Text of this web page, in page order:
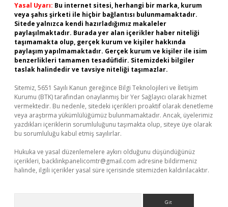
Yasal Uyarı: Bu internet sitesi, herhangi bir marka, kurum
veya şahıs şirketi ile hiçbir bağlantısı bulunmamaktadır.
Sitede yalnızca kendi hazırladığımız makaleler
paylaşılmaktadır. Burada yer alan içerikler haber niteliği
taşımamakta olup, gerçek kurum ve kişiler hakkında
paylaşım yapılmamaktadır. Gerçek kurum ve kişiler ile isim
benzerlikleri tamamen tesadüfidir. Sitemizdeki bilgiler
taslak halindedir ve tavsiye niteliği taşımazlar.
Sitemiz, 5651 Sayılı Kanun gereğince Bilgi Teknolojileri ve İletişim
Kurumu (BTK) tarafından onaylanmış bir Yer Sağlayıcı olarak hizmet
vermektedir. Bu nedenle, sitedeki içerikleri proaktif olarak denetleme
veya araştırma yükümlülüğümüz bulunmamaktadır. Ancak, üyelerimiz
yazdıkları içeriklerin sorumluluğunu taşımakta olup, siteye üye olarak
bu sorumluluğu kabul etmiş sayılırlar.
Hukuka ve yasal düzenlemelere aykırı olduğunu düşündüğünüz
içerikleri, backlinkpanelicomtr@gmail.com adresine bildirmeniz
halinde, ilgili içerikler yasal süre içerisinde sitemizden kaldırılacaktır.